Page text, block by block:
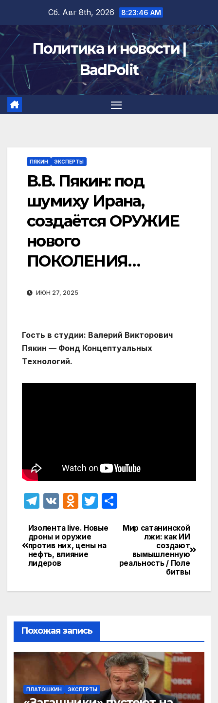
содержимому
Сб. Авг 8th, 2026 8:23:47 AM
Политика и новости |
BadPolit
ПЯКИН ЭКСПЕРТЫ
В.В. Пякин: под
шумиху Ирана,
создаётся ОРУЖИЕ
нового
ПОКОЛЕНИЯ…
ИЮН 27, 2025
Гость в студии: Валерий Викторович
Пякин — Фонд Концептуальных
Технологий.
T
e
gr
a
V
O
n
o
kl
s
ni
ki
T
itt
er
п
а
и
Навигация
по
записям
Мир сатанинской
лжи: как ИИ
создают
вымышленную
реальность / Поле
битвы
Изолента live. Новые
дроны и оружие
против них, цены на
нефть, влияние
лидеров
Похожая запись
ПЛАТОШКИН ЭКСПЕРТЫ